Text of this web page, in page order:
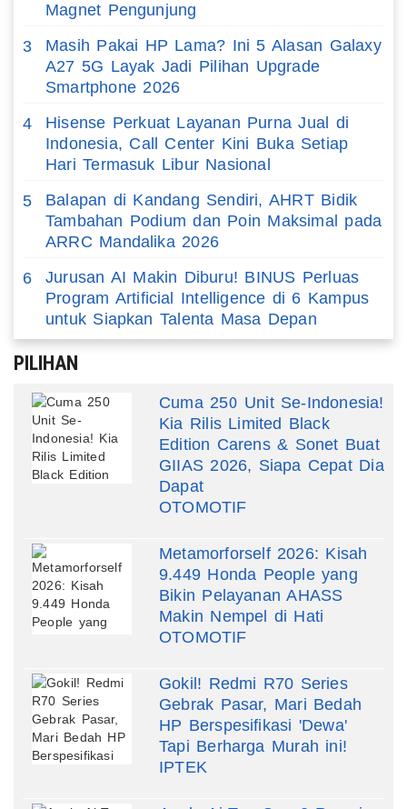
Magnet Pengunjung
3
Masih Pakai HP Lama? Ini 5 Alasan Galaxy
A27 5G Layak Jadi Pilihan Upgrade
Smartphone 2026
4
Hisense Perkuat Layanan Purna Jual di
Indonesia, Call Center Kini Buka Setiap
Hari Termasuk Libur Nasional
5
Balapan di Kandang Sendiri, AHRT Bidik
Tambahan Podium dan Poin Maksimal pada
ARRC Mandalika 2026
6
Jurusan AI Makin Diburu! BINUS Perluas
Program Artificial Intelligence di 6 Kampus
untuk Siapkan Talenta Masa Depan
PILIHAN
Cuma 250 Unit Se-Indonesia!
Kia Rilis Limited Black
Edition Carens & Sonet Buat
GIIAS 2026, Siapa Cepat Dia
Dapat
OTOMOTIF
Metamorforself 2026: Kisah
9.449 Honda People yang
Bikin Pelayanan AHASS
Makin Nempel di Hati
OTOMOTIF
Gokil! Redmi R70 Series
Gebrak Pasar, Mari Bedah
HP Berspesifikasi 'Dewa'
Tapi Berharga Murah ini!
IPTEK